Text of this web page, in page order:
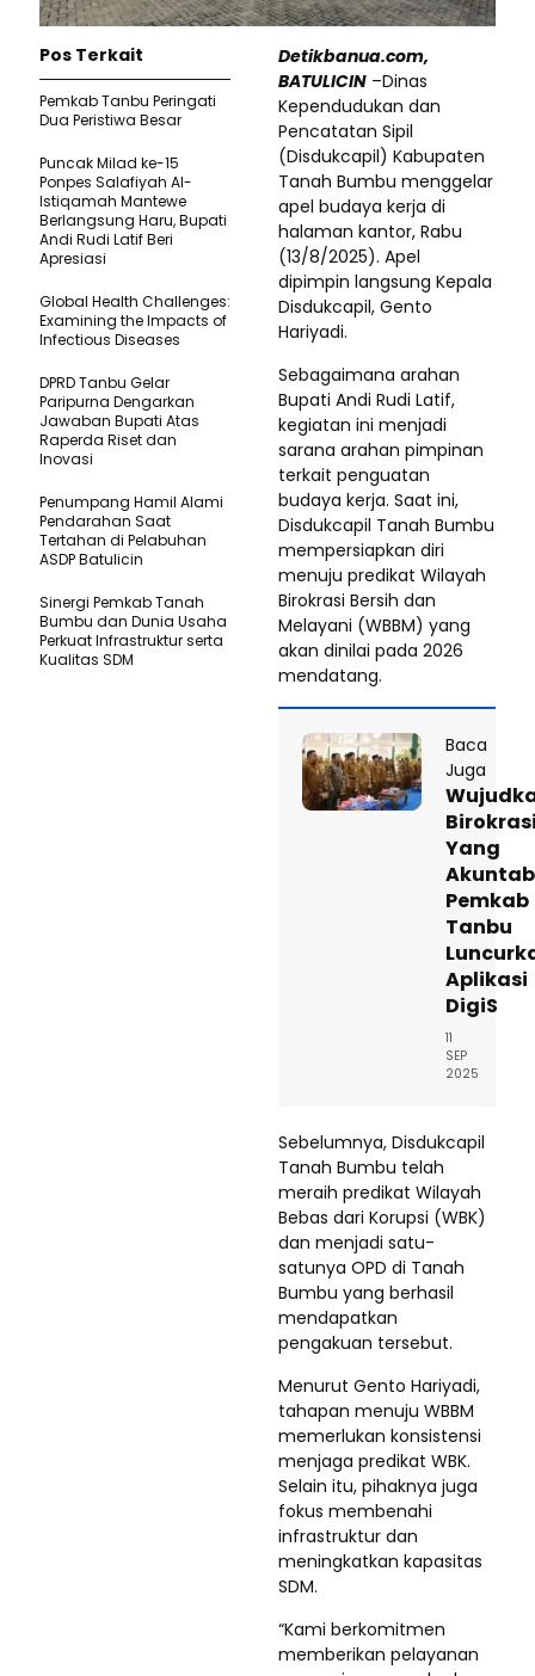
Detikbanua.com,
BATULICIN –Dinas
Kependudukan dan
Pencatatan Sipil
(Disdukcapil) Kabupaten
Tanah Bumbu menggelar
apel budaya kerja di
halaman kantor, Rabu
(13/8/2025). Apel
dipimpin langsung Kepala
Disdukcapil, Gento
Hariyadi.
Sebagaimana arahan
Bupati Andi Rudi Latif,
kegiatan ini menjadi
sarana arahan pimpinan
terkait penguatan
budaya kerja. Saat ini,
Disdukcapil Tanah Bumbu
mempersiapkan diri
menuju predikat Wilayah
Birokrasi Bersih dan
Melayani (WBBM) yang
akan dinilai pada 2026
mendatang.
Baca
Juga
Yang
Pemkab
Tanbu
Aplikasi
DigiS
11
SEP
2025
Sebelumnya, Disdukcapil
Tanah Bumbu telah
meraih predikat Wilayah
Bebas dari Korupsi (WBK)
dan menjadi satu-
satunya OPD di Tanah
Bumbu yang berhasil
mendapatkan
pengakuan tersebut.
Menurut Gento Hariyadi,
tahapan menuju WBBM
memerlukan konsistensi
menjaga predikat WBK.
Selain itu, pihaknya juga
fokus membenahi
infrastruktur dan
meningkatkan kapasitas
SDM.
“Kami berkomitmen
memberikan pelayanan
Pos Terkait
Pemkab Tanbu Peringati
Dua Peristiwa Besar
Puncak Milad ke-15
Ponpes Salafiyah Al-
Istiqamah Mantewe
Berlangsung Haru, Bupati
Andi Rudi Latif Beri
Apresiasi
Global Health Challenges:
Examining the Impacts of
Infectious Diseases
DPRD Tanbu Gelar
Paripurna Dengarkan
Jawaban Bupati Atas
Raperda Riset dan
Inovasi
Penumpang Hamil Alami
Pendarahan Saat
Tertahan di Pelabuhan
ASDP Batulicin
Sinergi Pemkab Tanah
Bumbu dan Dunia Usaha
Perkuat Infrastruktur serta
Kualitas SDM